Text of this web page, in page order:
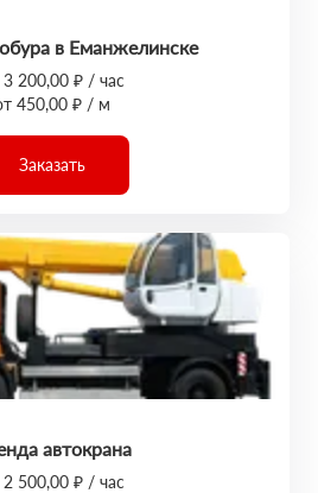
в Еманжелинске
3 200,00 ₽ / час
450,00 ₽ / м
Заказать
автокрана
2 500,00 ₽ / час